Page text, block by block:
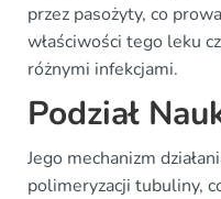
przez pasożyty, co
właściwości tego leku
różnymi infekcjami.
Podział
Jego mechanizm
polimeryzacji tubuliny,